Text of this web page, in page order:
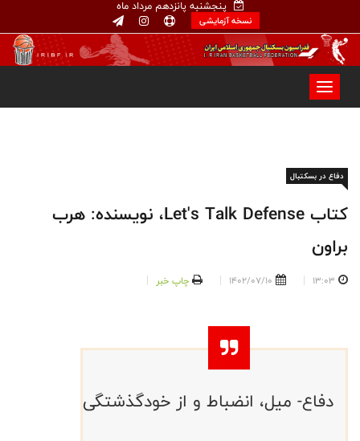
پنجشنبه پانزدهم مرداد ماه
نسخه آزمایشی
دفاع در بسکتبال
کتاب Let's Talk Defense، نویسنده: هرب
براون
13:03
1402/07/10 چاپ خبر
دفاع- میل، انضباط و از خودگذشتگی